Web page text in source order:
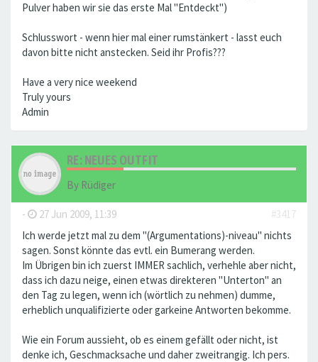
Pulver haben wir sie das erste Mal "Entdeckt")
Schlusswort - wenn hier mal einer rumstänkert - lasst euch
davon bitte nicht anstecken. Seid ihr Profis???
Have a very nice weekend
Truly yours
Admin
RE: NEUES OUTFIT
By Rüdiger
- 27 Jun 2009, 11:39
#3417
Ich werde jetzt mal zu dem "(Argumentations)-niveau" nichts
sagen. Sonst könnte das evtl. ein Bumerang werden.
Im Übrigen bin ich zuerst IMMER sachlich, verhehle aber nicht,
dass ich dazu neige, einen etwas direkteren "Unterton" an
den Tag zu legen, wenn ich (wörtlich zu nehmen) dumme,
erheblich unqualifizierte oder garkeine Antworten bekomme.
Wie ein Forum aussieht, ob es einem gefällt oder nicht, ist
denke ich, Geschmacksache und daher zweitrangig. Ich pers.